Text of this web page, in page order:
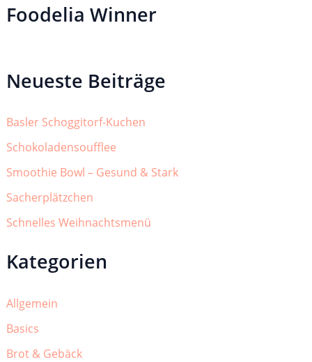
Foodelia Winner
Neueste Beiträge
Basler Schoggitorf-Kuchen
Schokoladensoufflee
Smoothie Bowl – Gesund & Stark
Sacherplätzchen
Schnelles Weihnachtsmenü
Kategorien
Allgemein
Basics
Brot & Gebäck